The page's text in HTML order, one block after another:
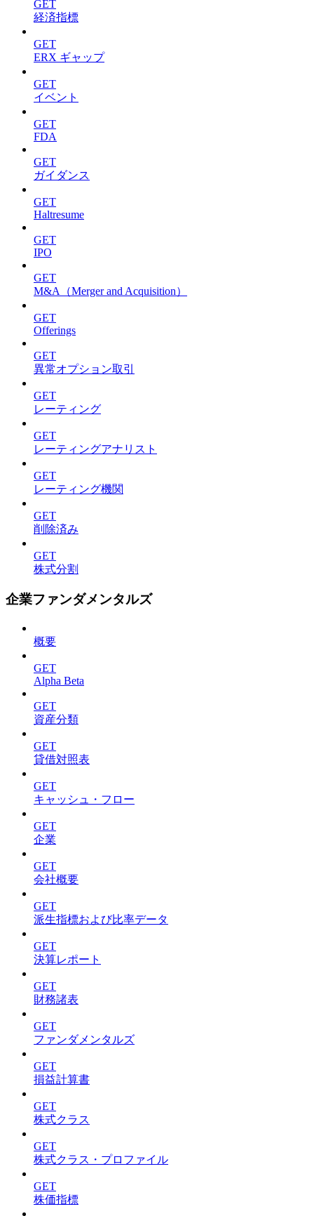
GET
経済指標
GET
ERX ギャップ
GET
イベント
GET
FDA
GET
ガイダンス
GET
Haltresume
GET
IPO
GET
M&A（Merger and Acquisition）
GET
Offerings
GET
異常オプション取引
GET
レーティング
GET
レーティングアナリスト
GET
レーティング機関
GET
削除済み
GET
株式分割
企業ファンダメンタルズ
概要
GET
Alpha Beta
GET
資産分類
GET
貸借対照表
GET
キャッシュ・フロー
GET
企業
GET
会社概要
GET
派生指標および比率データ
GET
決算レポート
GET
財務諸表
GET
ファンダメンタルズ
GET
損益計算書
GET
株式クラス
GET
株式クラス・プロファイル
GET
株価指標